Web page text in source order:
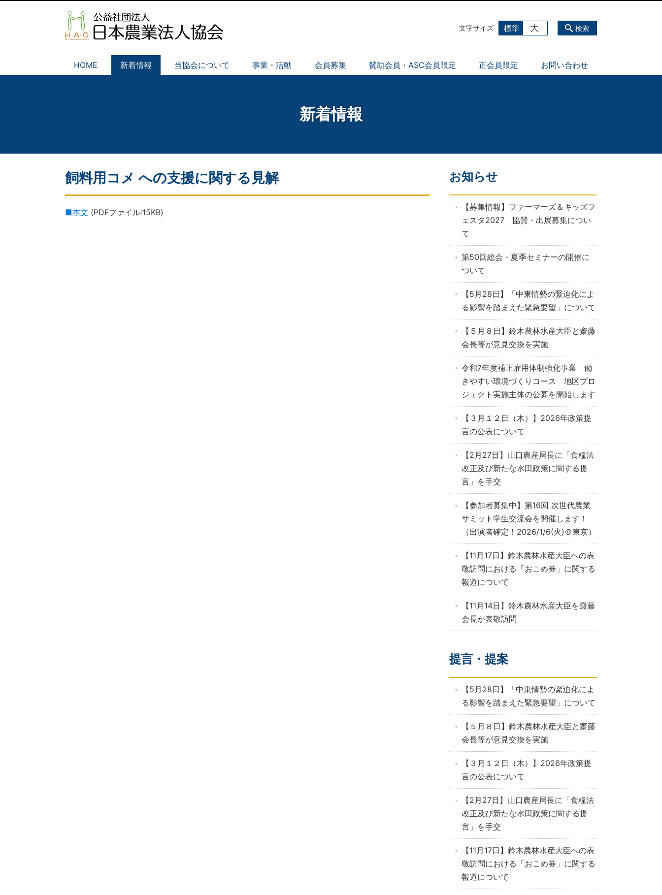
HOME 新着情報 当協会について 事業・活動 会員募集 賛助会員・ASC会員限定 正会員限定 お問い合わせ
検索
文字サイズ 標準 大
新着情報
飼料用コメ への支援に関する見解
■本文 (PDFファイル:15KB)
お知らせ
【募集情報】ファーマーズ＆キッズフ
ェスタ2027 協賛・出展募集につい
て
第50回総会・夏季セミナーの開催に
ついて
【5月28日】「中東情勢の緊迫化によ
る影響を踏まえた緊急要望」について
【５月８日】鈴木農林水産大臣と齋藤
会長等が意見交換を実施
令和7年度補正雇用体制強化事業 働
きやすい環境づくりコース 地区プロ
ジェクト実施主体の公募を開始します
【３月１２日（木）】2026年政策提
言の公表について
【2月27日】山口農産局長に「食糧法
改正及び新たな水田政策に関する提
言」を手交
【参加者募集中】第16回 次世代農業
サミット学生交流会を開催します！
（出演者確定！2026/1/6(火)＠東京）
【11月17日】鈴木農林水産大臣への表
敬訪問における「おこめ券」に関する
報道について
【11月14日】鈴木農林水産大臣を齋藤
会長が表敬訪問
提言・提案
【5月28日】「中東情勢の緊迫化によ
る影響を踏まえた緊急要望」について
【５月８日】鈴木農林水産大臣と齋藤
会長等が意見交換を実施
【３月１２日（木）】2026年政策提
言の公表について
【2月27日】山口農産局長に「食糧法
改正及び新たな水田政策に関する提
言」を手交
【11月17日】鈴木農林水産大臣への表
敬訪問における「おこめ券」に関する
報道について